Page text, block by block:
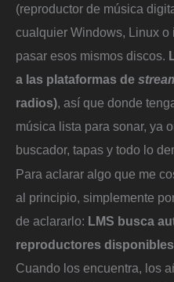
(reproductor de música
cualquier Windows, Linux
pasar esos mismos discos.
a las plataformas de
radios), así que donde
música lista para sonar, ya
buscador, tapas y todo lo
Para aclarar algo que me
al principio, simplemente
de aclararlo: LMS busca
reproductores
Cuando los encuentra, los